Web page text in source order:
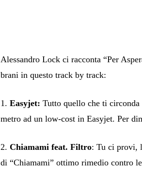
Alessandro Lock ci racconta “Per
brani in questo track by track:
1.Easyjet: Tutto quello che ti
metro ad un low-cost in Easyjet. Per
2.Chiamami feat. Filtro: Tu ci provi,
di “Chiamami” ottimo rimedio contro